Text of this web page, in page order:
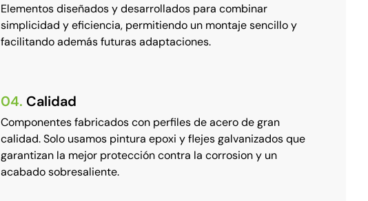
Elementos diseñados y desarrollados para combinar
simplicidad y eficiencia, permitiendo un montaje sencillo y
facilitando además futuras adaptaciones.
04. Calidad
Componentes fabricados con perfiles de acero de gran
calidad. Solo usamos pintura epoxi y flejes galvanizados que
garantizan la mejor protección contra la corrosion y un
acabado sobresaliente.